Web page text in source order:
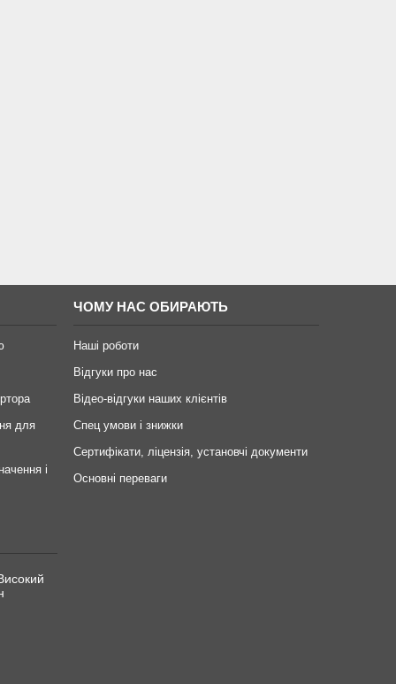
для
і
ЧОМУ НАС ОБИРАЮТЬ
Наші роботи
Відгуки про нас
Відео-відгуки наших клієнтів
Спец умови і знижки
Сертифікати, ліцензія, установчі документи
Основні переваги